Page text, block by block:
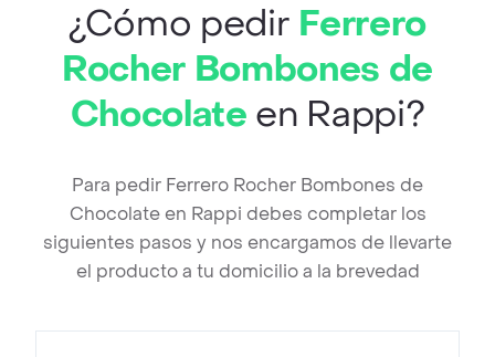
¿Cómo pedir Ferrero
Rocher Bombones de
Chocolate en Rappi?
Para pedir Ferrero Rocher Bombones de
Chocolate en Rappi debes completar los
siguientes pasos y nos encargamos de llevarte
el producto a tu domicilio a la brevedad